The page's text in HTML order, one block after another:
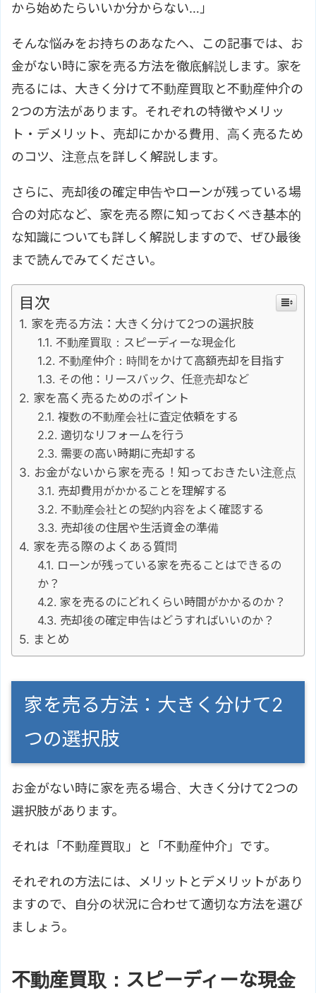
から始めたらいいか分からない…」
そんな悩みをお持ちのあなたへ、この記事では、お
金がない時に家を売る方法を徹底解説します。家を
売るには、大きく分けて不動産買取と不動産仲介の
2つの方法があります。それぞれの特徴やメリッ
ト・デメリット、売却にかかる費用、高く売るため
のコツ、注意点を詳しく解説します。
さらに、売却後の確定申告やローンが残っている場
合の対応など、家を売る際に知っておくべき基本的
な知識についても詳しく解説しますので、ぜひ最後
まで読んでみてください。
目次
家を売る方法：大きく分けて2つの選択肢
不動産買取：スピーディーな現金化
不動産仲介：時間をかけて高額売却を目指す
その他：リースバック、任意売却など
家を高く売るためのポイント
複数の不動産会社に査定依頼をする
適切なリフォームを行う
需要の高い時期に売却する
お金がないから家を売る！知っておきたい注意点
売却費用がかかることを理解する
不動産会社との契約内容をよく確認する
売却後の住居や生活資金の準備
家を売る際のよくある質問
ローンが残っている家を売ることはできるの
か？
家を売るのにどれくらい時間がかかるのか？
売却後の確定申告はどうすればいいのか？
まとめ
家を売る方法：大きく分けて2
つの選択肢
お金がない時に家を売る場合、大きく分けて2つの
選択肢があります。
それは「不動産買取」と「不動産仲介」です。
それぞれの方法には、メリットとデメリットがあり
ますので、自分の状況に合わせて適切な方法を選び
ましょう。
不動産買取：スピーディーな現金